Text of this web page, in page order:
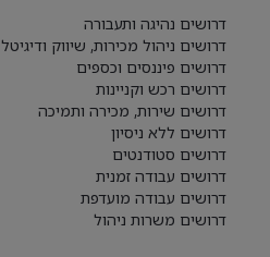
דרושים נהיגה ותעבורה
דרושים ניהול מכירות, שיווק ודיגיטל
דרושים פיננסים וכספים
דרושים רכש וקניינות
דרושים שירות, מכירה ותמיכה
דרושים ללא ניסיון
דרושים סטודנטים
דרושים עבודה זמנית
דרושים עבודה מועדפת
דרושים משרות ניהול